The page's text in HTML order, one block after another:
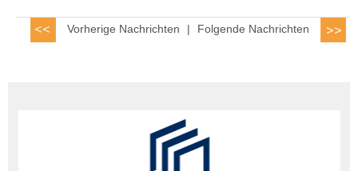
Vorherige Nachrichten | Folgende Nachrichten